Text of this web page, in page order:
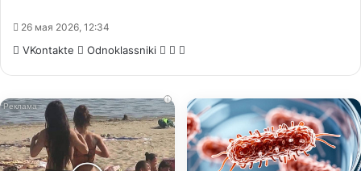
26 мая 2026, 12:34
VKontakte Odnoklassniki WhatsApp
Telegram
i